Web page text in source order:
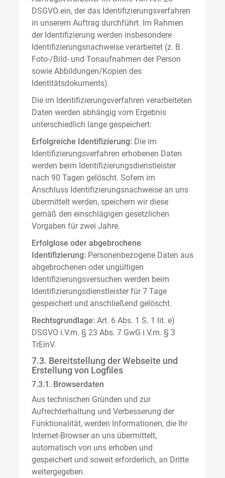
DSGVO ein, der das Identifizierungsverfahren
in unserem Auftrag durchführt. Im Rahmen
der Identifizierung werden insbesondere
Identifizierungsnachweise verarbeitet (z. B.
Foto-/Bild- und Tonaufnahmen der Person
sowie Abbildungen/Kopien des
Identitätsdokuments).
Die im Identifizierungsverfahren verarbeiteten
Daten werden abhängig vom Ergebnis
unterschiedlich lange gespeichert:
Erfolgreiche Identifizierung: Die im
Identifizierungsverfahren erhobenen Daten
werden beim Identifizierungsdienstleister
nach 90 Tagen gelöscht. Sofern im
Anschluss Identifizierungsnachweise an uns
übermittelt werden, speichern wir diese
gemäß den einschlägigen gesetzlichen
Vorgaben für zwei Jahre.
Erfolglose oder abgebrochene
Identifizierung: Personenbezogene Daten aus
abgebrochenen oder ungültigen
Identifizierungsversuchen werden beim
Identifizierungsdienstleister für 7 Tage
gespeichert und anschließend gelöscht.
Rechtsgrundlage: Art. 6 Abs. 1 S. 1 lit. e)
DSGVO i.V.m. § 23 Abs. 7 GwG i.V.m. § 3
TrEinV.
7.3. Bereitstellung der Webseite und
Erstellung von Logfiles
7.3.1. Browserdaten
Aus technischen Gründen und zur
Aufrechterhaltung und Verbesserung der
Funktionalität, werden Informationen, die Ihr
Internet-Browser an uns übermittelt,
automatisch von uns erhoben und
gespeichert und soweit erforderlich, an Dritte
weitergegeben.